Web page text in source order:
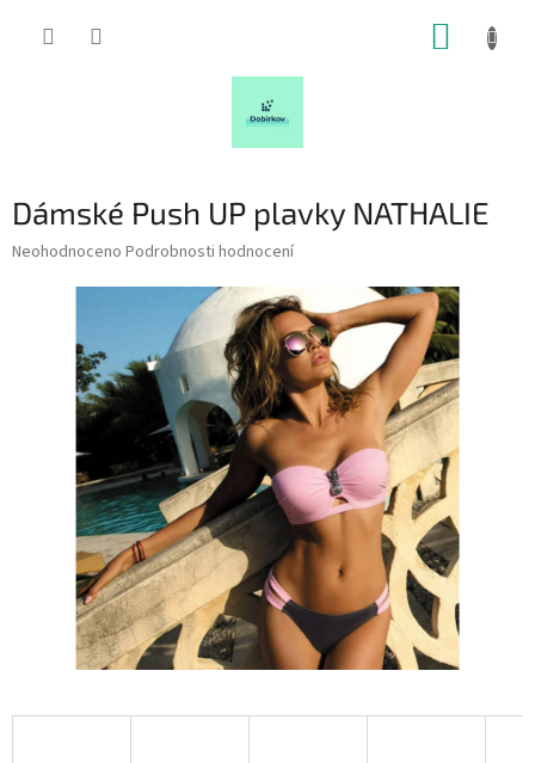
Dámské Push UP plavky NATHALIE
Průměrné
hvězdiček.
Neohodnoceno Podrobnosti hodnocení